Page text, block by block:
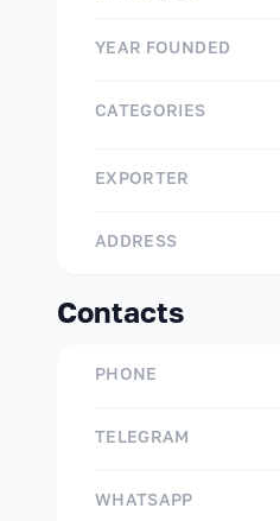
YEAR FOUNDED
CATEGORIES
EXPORTER
ADDRESS
Contacts
PHONE
TELEGRAM
WHATSAPP